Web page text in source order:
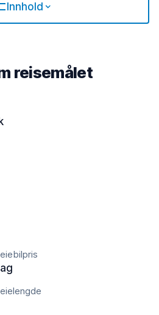
Innhold
reisemålet